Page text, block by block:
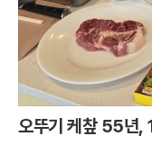
오뚜기 케챂 55년,